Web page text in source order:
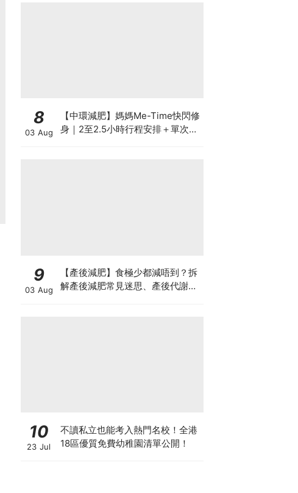
8
03 Aug
【中環減肥】媽媽Me-Time快閃修
身｜2至2.5小時行程安排＋單次收
9
03 Aug
【產後減肥】食極少都減唔到？拆
解產後減肥常見迷思、產後代謝、
10
23 Jul
不讀私立也能考入熱門名校！全港
18區優質免費幼稚園清單公開！